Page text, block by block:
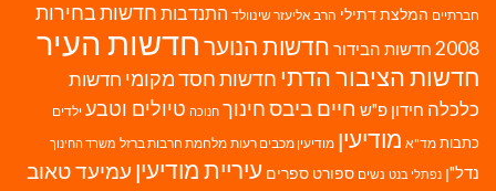
חברתיים המלצת דתילי הרב אליעזר שינוולד התנדבות חדשות בחירות
2008 חדשות הבידור חדשות הנוערחדשות העיר
חדשות הציבור הדתי חדשות חסד מקומי חדשות
כלכלה חידון פ"ש חיים ביבסחינוך חנוכה טיולים וטבע ילדים
כתבות מד"א מודיעין מודיעין מכבים רעות מלחמת חרבות ברזל משרד החינוך
נדל"ן נפתלי בנט נשים ספורט ספרים עיריית מודיעין עמיעד טאוב